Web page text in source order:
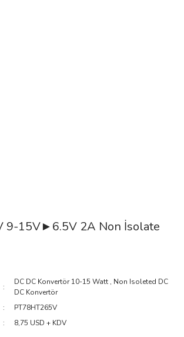
9-15V►6.5V 2A Non İsolate
DC DC Konvertör 10-15 Watt , Non Isoleted DC
DC Konvertör
PT78HT265V
8,75 USD + KDV